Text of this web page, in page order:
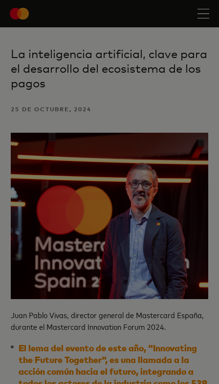
La inteligencia artificial, clave para
el desarrollo del ecosistema de los
pagos
25 DE OCTUBRE, 2024
Juan Pablo Vivas, director general de Mastercard España,
durante el Mastercard Innovation Forum 2024.
El lema del evento de este año, "Innovating
the Future Together", es una llamada a la
acción común hacia el futuro, integrando a